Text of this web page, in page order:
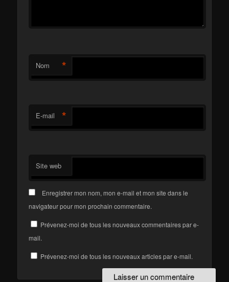
Nom *
E-mail *
Site web
Enregistrer mon nom, mon e-mail et mon site dans le
navigateur pour mon prochain commentaire.
Prévenez-moi de tous les nouveaux commentaires par e-
mail.
Prévenez-moi de tous les nouveaux articles par e-mail.